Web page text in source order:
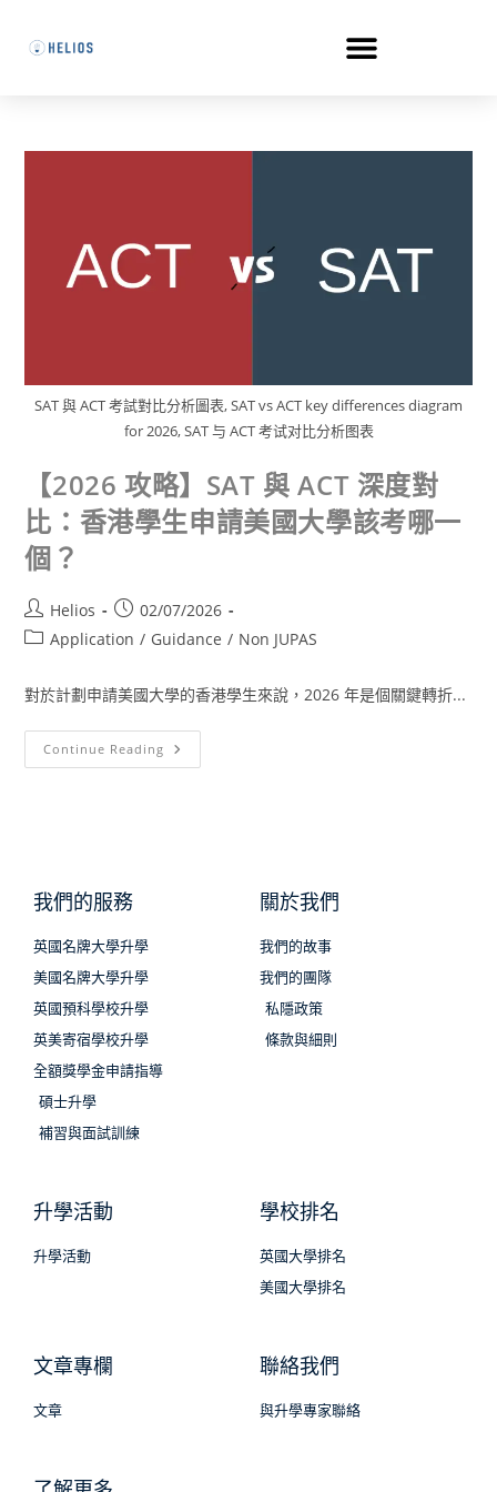
SAT 與 ACT 考試對比分析圖表, SAT vs ACT key differences diagram
for 2026, SAT 与 ACT 考试对比分析图表
【2026 攻略】SAT 與 ACT 深度對
比：香港學生申請美國大學該考哪一
個？
Helios
02/07/2026
Application / Guidance / Non JUPAS
對於計劃申請美國大學的香港學生來說，2026 年是個關鍵轉折...
Continue Reading
我們的服務
英國名牌大學升學
美國名牌大學升學
英國預科學校升學
英美寄宿學校升學
全額獎學金申請指導
碩士升學
補習與面試訓練
關於我們
我們的故事
我們的團隊
私隱政策
條款與細則
升學活動
升學活動
學校排名
英國大學排名
美國大學排名
文章專欄
文章
聯絡我們
與升學專家聯絡